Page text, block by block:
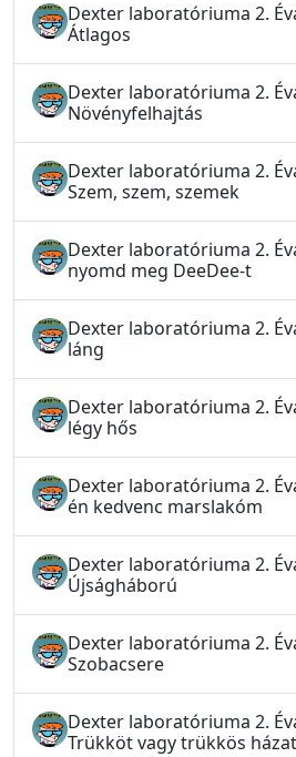
Dexter laboratóriuma 2.
Átlagos
Dexter laboratóriuma 2.
Növényfelhajtás
Dexter laboratóriuma 2.
Szem, szem, szemek
Dexter laboratóriuma 2.
nyomd meg DeeDee-t
Dexter laboratóriuma 2.
láng
Dexter laboratóriuma 2.
légy hős
Dexter laboratóriuma 2.
én kedvenc marslakóm
Dexter laboratóriuma 2.
Újságháború
Dexter laboratóriuma 2.
Szobacsere
Dexter laboratóriuma 2.
Trükköt vagy trükkös házat